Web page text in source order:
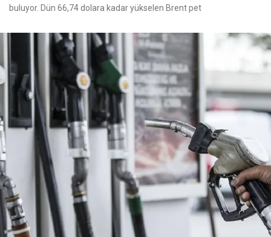
buluyor. Dün 66,74 dolara kadar yükselen Brent pet